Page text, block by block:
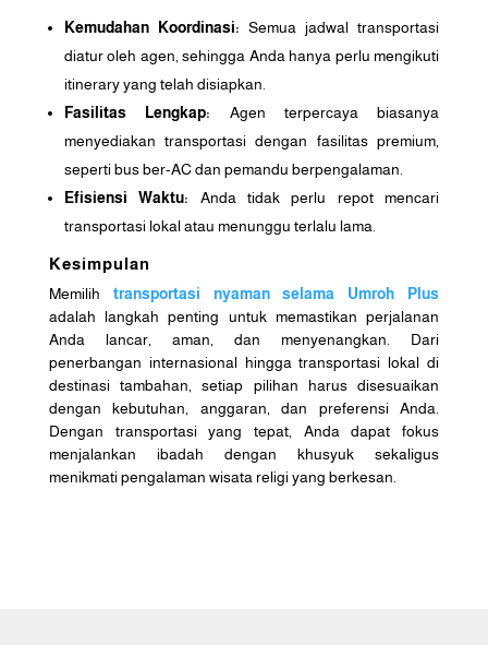
Kemudahan Koordinasi: Semua jadwal transportasi
diatur oleh agen, sehingga Anda hanya perlu mengikuti
itinerary yang telah disiapkan.
Fasilitas Lengkap: Agen terpercaya biasanya
menyediakan transportasi dengan fasilitas premium,
seperti bus ber-AC dan pemandu berpengalaman.
Efisiensi Waktu: Anda tidak perlu repot mencari
transportasi lokal atau menunggu terlalu lama.
Kesimpulan
Memilih transportasi nyaman selama Umroh Plus
adalah langkah penting untuk memastikan perjalanan
Anda lancar, aman, dan menyenangkan. Dari
penerbangan internasional hingga transportasi lokal di
destinasi tambahan, setiap pilihan harus disesuaikan
dengan kebutuhan, anggaran, dan preferensi Anda.
Dengan transportasi yang tepat, Anda dapat fokus
menjalankan ibadah dengan khusyuk sekaligus
menikmati pengalaman wisata religi yang berkesan.